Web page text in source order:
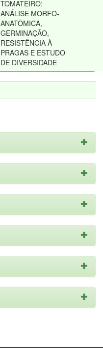
TOMATEIRO:
ANÁLISE MORFO-
ANATÔMICA,
GERMINAÇÃO,
RESISTÊNCIA À
PRAGAS E ESTUDO
DE DIVERSIDADE